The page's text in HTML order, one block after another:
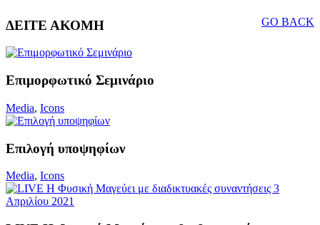
GO BACK
ΔΕΙΤΕ ΑΚΟΜΗ
Επιμορφωτικό Σεμινάριο
Media, Icons
Επιλογή υποψηφίων
Media, Icons